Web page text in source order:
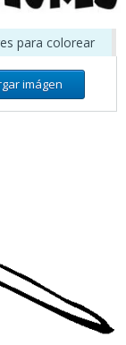
para colorear
imágen